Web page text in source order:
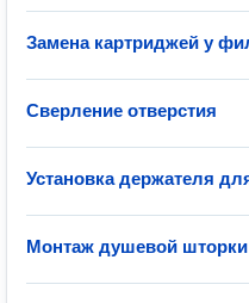
Замена картриджей у
Сверление отверстия
Установка держателя
Монтаж душевой шторки